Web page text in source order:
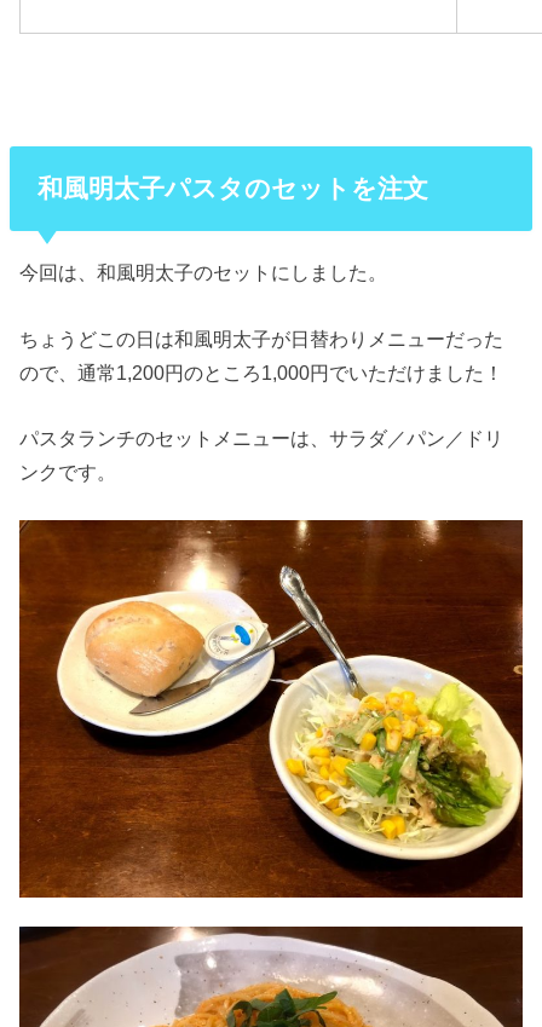
和風明太子パスタのセットを注文
今回は、和風明太子のセットにしました。
ちょうどこの日は和風明太子が日替わりメニューだった
ので、通常1,200円のところ1,000円でいただけました！
パスタランチのセットメニューは、サラダ／パン／ドリ
ンクです。